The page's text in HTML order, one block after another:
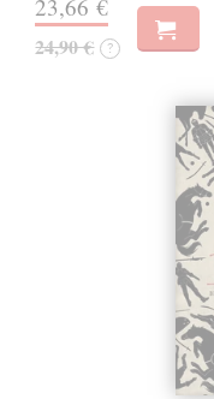
23,66 €
24,90 € ?